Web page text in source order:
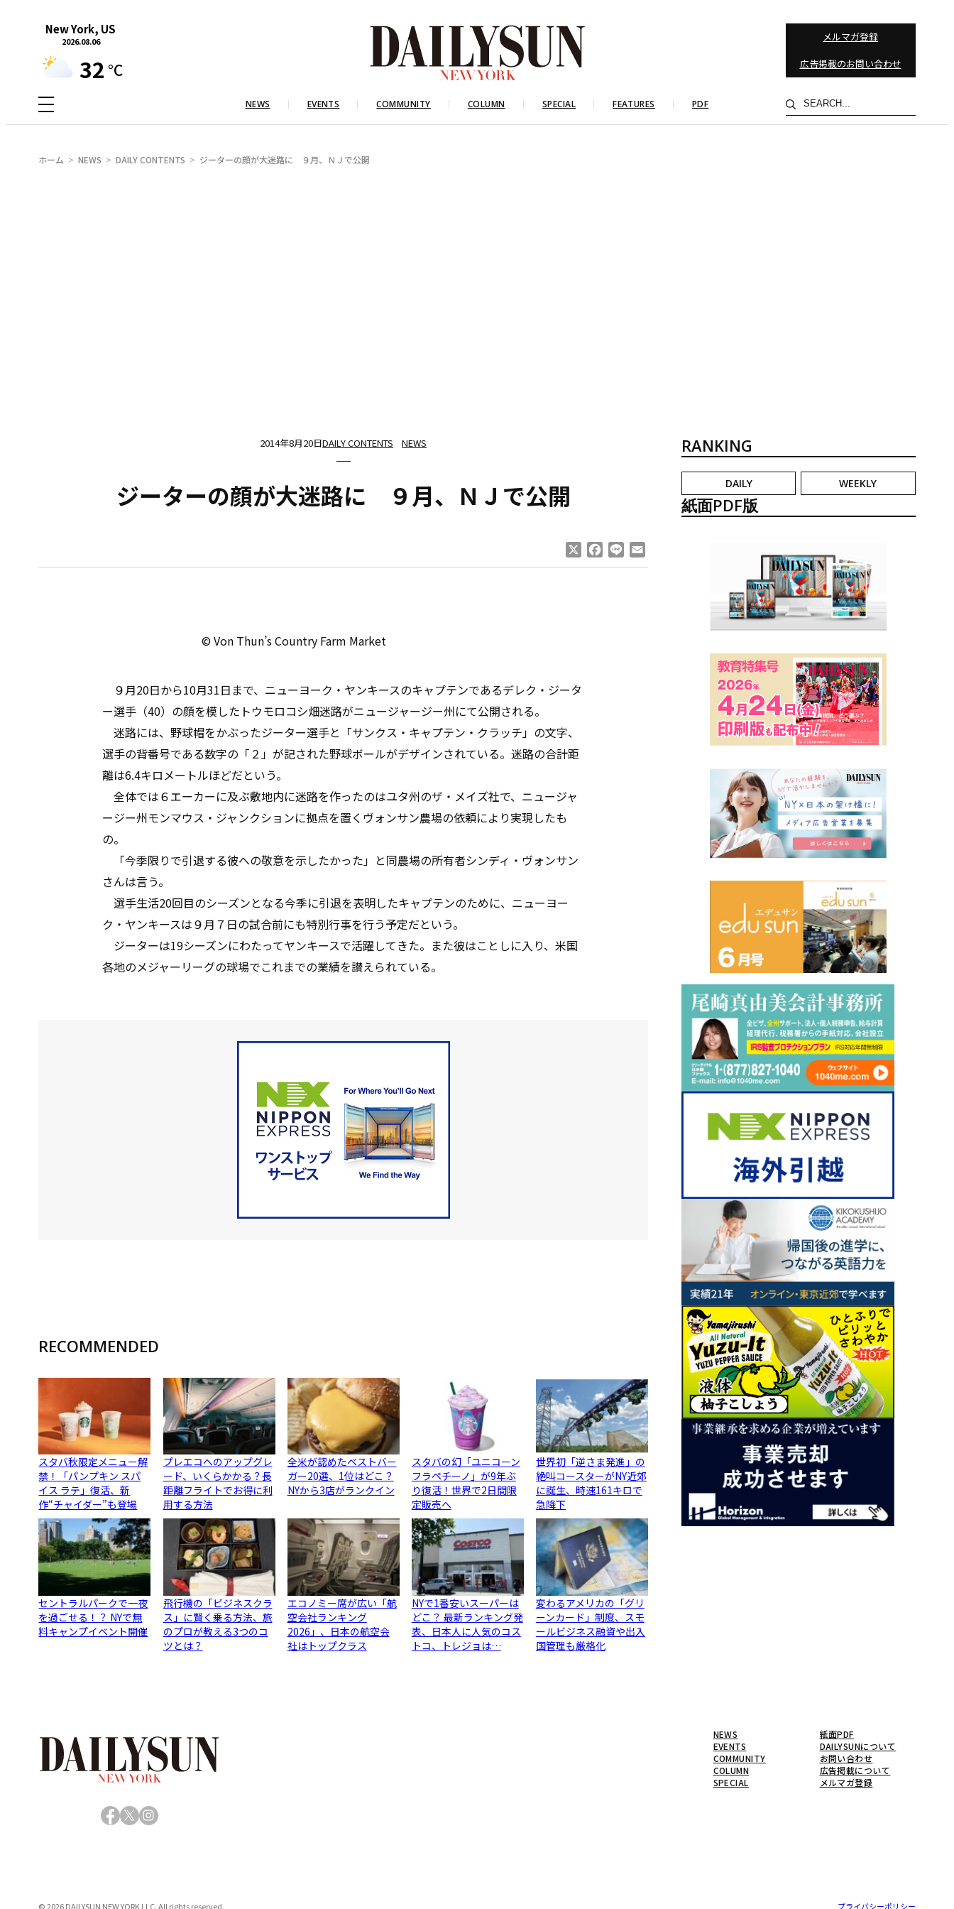
New York, US
2026.08.06
32 °C
メルマガ登録
広告掲載のお問い合わせ
NEWS EVENTS COMMUNITY COLUMN SPECIAL FEATURES PDF
検
索
ホーム NEWS DAILY CONTENTS ジーターの顔が大迷路に ９月、ＮＪで公開
2014年8月20日DAILY CONTENTS NEWS
ジーターの顔が大迷路に ９月、ＮＪで公開
Facebook
Line
© Von Thun’s Country Farm Market
９月20日から10月31日まで、ニューヨーク・ヤンキースのキャプテンであるデレク・ジータ
ー選手（40）の顔を模したトウモロコシ畑迷路がニュージャージー州にて公開される。
迷路には、野球帽をかぶったジーター選手と「サンクス・キャプテン・クラッチ」の文字、
選手の背番号である数字の「２」が記された野球ボールがデザインされている。迷路の合計距
離は6.4キロメートルほどだという。
全体では６エーカーに及ぶ敷地内に迷路を作ったのはユタ州のザ・メイズ社で、ニュージャ
ージー州モンマウス・ジャンクションに拠点を置くヴォンサン農場の依頼により実現したも
の。
「今季限りで引退する彼への敬意を示したかった」と同農場の所有者シンディ・ヴォンサン
さんは言う。
選手生活20回目のシーズンとなる今季に引退を表明したキャプテンのために、ニューヨー
ク・ヤンキースは９月７日の試合前にも特別行事を行う予定だという。
ジーターは19シーズンにわたってヤンキースで活躍してきた。また彼はことしに入り、米国
各地のメジャーリーグの球場でこれまでの業績を讃えられている。
RECOMMENDED
スタバ秋限定メニュー解
禁！「パンプキン スパ
イス ラテ」復活、新
作“チャイダー”も登場
プレエコへのアップグレ
ード、いくらかかる？長
距離フライトでお得に利
用する方法
全米が認めたベストバー
ガー20選、1位はどこ？
NYから3店がランクイン
スタバの幻「ユニコーン
フラペチーノ」が9年ぶ
り復活！世界で2日間限
定販売へ
世界初「逆さま発進」の
絶叫コースターがNY近郊
に誕生、時速161キロで
急降下
セントラルパークで一夜
を過ごせる！？ NYで無
料キャンプイベント開催
飛行機の「ビジネスクラ
ス」に賢く乗る方法、旅
のプロが教える3つのコ
ツとは？
エコノミー席が広い「航
空会社ランキング
2026」、日本の航空会
社はトップクラス
NYで1番安いスーパーは
どこ？ 最新ランキング発
表、日本人に人気のコス
トコ、トレジョは…
変わるアメリカの「グリ
ーンカード」制度、スモ
ールビジネス融資や出入
国管理も厳格化
RANKING
DAILY WEEKLY
紙面PDF版
Facebook
X Instagram
NEWS
EVENTS
COMMUNITY
COLUMN
SPECIAL
紙面PDF
DAILYSUNについて
お問い合わせ
広告掲載について
メルマガ登録
© 2026 DAILYSUN NEW YORK LLC. All rights reserved. プライバシーポリシー